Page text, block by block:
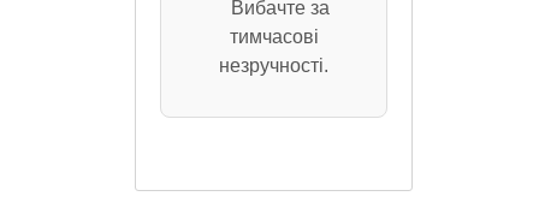
Вибачте за
тимчасові
незручності.